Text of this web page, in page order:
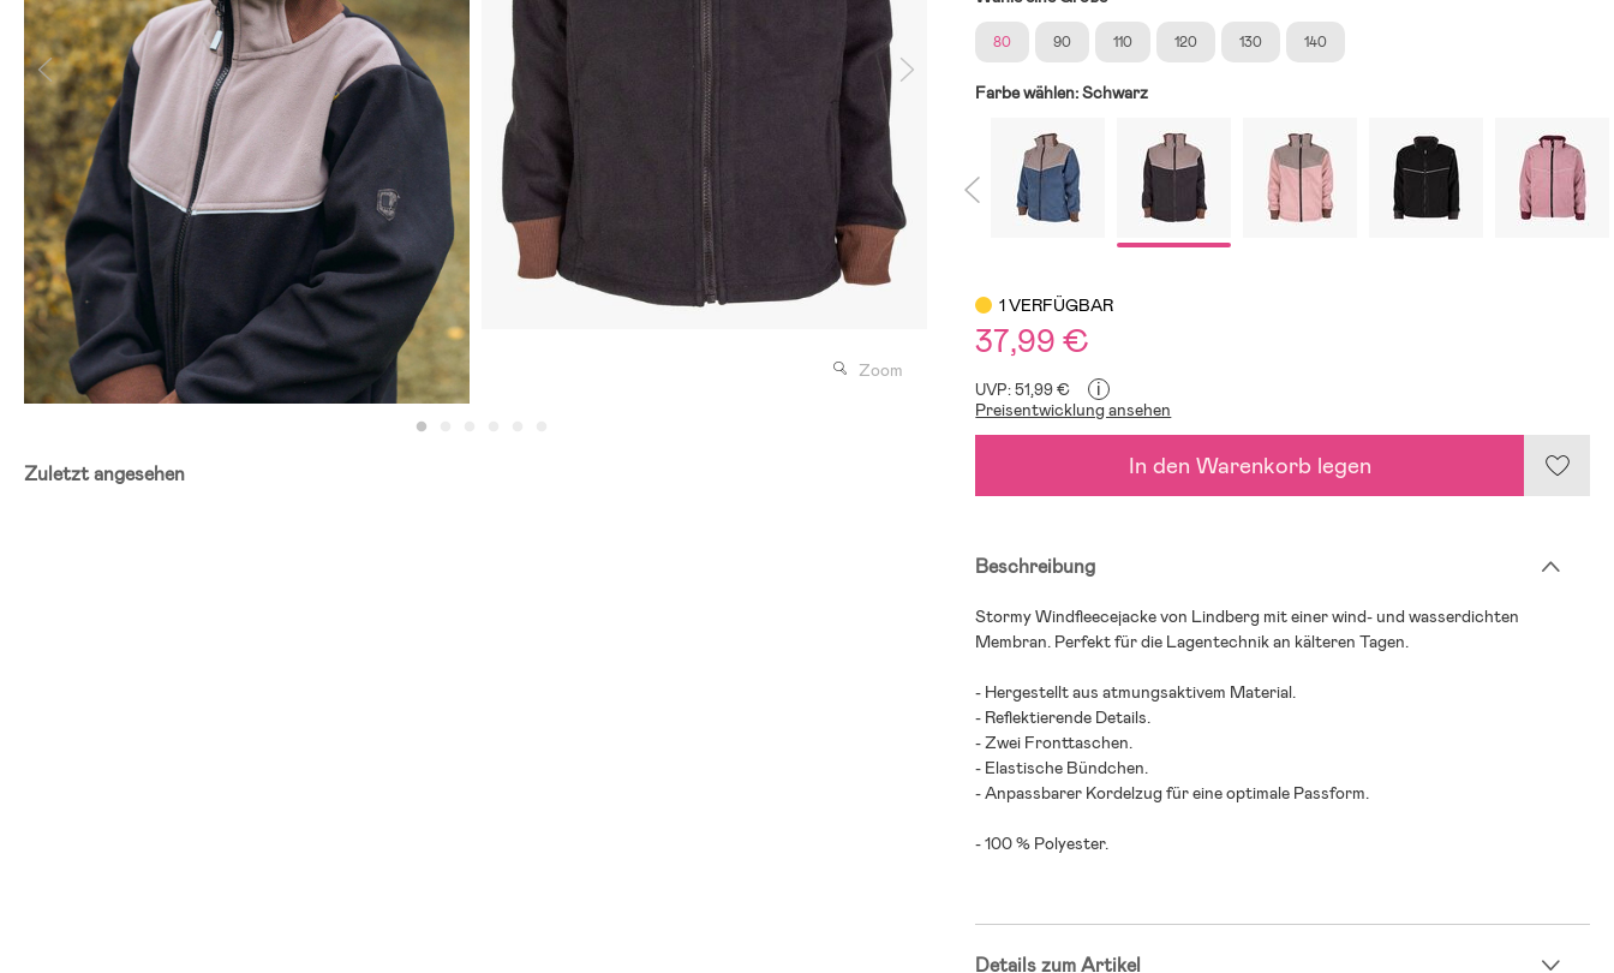
Zoom
Zuletzt angesehen
80 90 110 120 130 140
Farbe wählen:Schwarz
1 VERFÜGBAR
37,99 €
UVP: 51,99 € i
Preisentwicklung ansehen
In den Warenkorb legen
Beschreibung
Stormy Windfleecejacke von Lindberg mit einer wind- und wasserdichten
Membran. Perfekt für die Lagentechnik an kälteren Tagen.
- Hergestellt aus atmungsaktivem Material.
- Reflektierende Details.
- Zwei Fronttaschen.
- Elastische Bündchen.
- Anpassbarer Kordelzug für eine optimale Passform.
- 100 % Polyester.
Details zum Artikel